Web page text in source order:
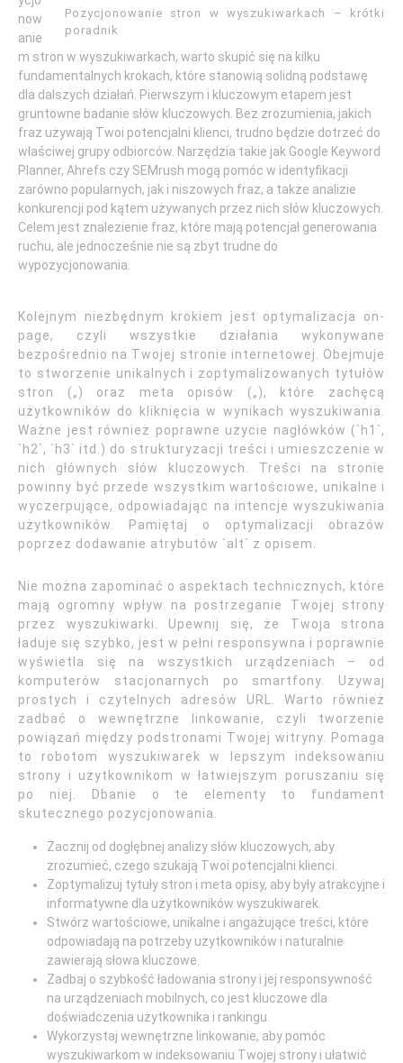
Pozycjonowanie stron w wyszukiwarkach – krótki
poradnik
now
anie
m stron w wyszukiwarkach, warto skupić się na kilku
fundamentalnych krokach, które stanowią solidną podstawę
dla dalszych działań. Pierwszym i kluczowym etapem jest
gruntowne badanie słów kluczowych. Bez zrozumienia, jakich
fraz używają Twoi potencjalni klienci, trudno będzie dotrzeć do
właściwej grupy odbiorców. Narzędzia takie jak Google Keyword
Planner, Ahrefs czy SEMrush mogą pomóc w identyfikacji
zarówno popularnych, jak i niszowych fraz, a także analizie
konkurencji pod kątem używanych przez nich słów kluczowych.
Celem jest znalezienie fraz, które mają potencjał generowania
ruchu, ale jednocześnie nie są zbyt trudne do
wypozycjonowania.
Kolejnym niezbędnym krokiem jest optymalizacja on-
page, czyli wszystkie działania wykonywane
bezpośrednio na Twojej stronie internetowej. Obejmuje
to stworzenie unikalnych i zoptymalizowanych tytułów
stron („) oraz meta opisów („), które zachęcą
użytkowników do kliknięcia w wynikach wyszukiwania.
Ważne jest również poprawne użycie nagłówków (`h1`,
`h2`, `h3` itd.) do strukturyzacji treści i umieszczenie w
nich głównych słów kluczowych. Treści na stronie
powinny być przede wszystkim wartościowe, unikalne i
wyczerpujące, odpowiadając na intencje wyszukiwania
użytkowników. Pamiętaj o optymalizacji obrazów
poprzez dodawanie atrybutów `alt` z opisem.
Nie można zapominać o aspektach technicznych, które
mają ogromny wpływ na postrzeganie Twojej strony
przez wyszukiwarki. Upewnij się, że Twoja strona
ładuje się szybko, jest w pełni responsywna i poprawnie
wyświetla się na wszystkich urządzeniach – od
komputerów stacjonarnych po smartfony. Używaj
prostych i czytelnych adresów URL. Warto również
zadbać o wewnętrzne linkowanie, czyli tworzenie
powiązań między podstronami Twojej witryny. Pomaga
to robotom wyszukiwarek w lepszym indeksowaniu
strony i użytkownikom w łatwiejszym poruszaniu się
po niej. Dbanie o te elementy to fundament
skutecznego pozycjonowania.
Zacznij od dogłębnej analizy słów kluczowych, aby
zrozumieć, czego szukają Twoi potencjalni klienci.
Zoptymalizuj tytuły stron i meta opisy, aby były atrakcyjne i
informatywne dla użytkowników wyszukiwarek.
Stwórz wartościowe, unikalne i angażujące treści, które
odpowiadają na potrzeby użytkowników i naturalnie
zawierają słowa kluczowe.
Zadbaj o szybkość ładowania strony i jej responsywność
na urządzeniach mobilnych, co jest kluczowe dla
doświadczenia użytkownika i rankingu.
Wykorzystaj wewnętrzne linkowanie, aby pomóc
wyszukiwarkom w indeksowaniu Twojej strony i ułatwić